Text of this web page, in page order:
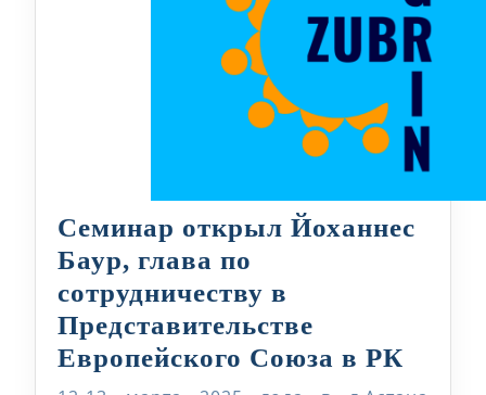
Семинар открыл Йоханнес
Баур, глава по
сотрудничеству в
Представительстве
Европейского Союза в РК